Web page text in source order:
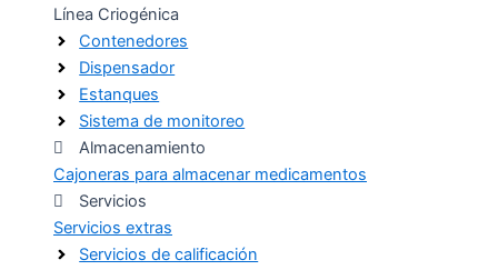
Línea Criogénica
Contenedores
Dispensador
Estanques
Sistema de monitoreo
Almacenamiento
Cajoneras para almacenar medicamentos
Servicios
Servicios extras
Servicios de calificación